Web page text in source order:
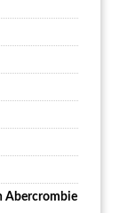
Abercrombie